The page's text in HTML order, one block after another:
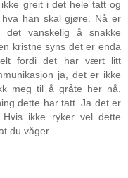
greit i det hele tatt og
han skal gjøre. Nå er
vanskelig å snakke
kristne syns det er enda
fordi det har vært litt
ja, det er ikke
meg til å gråte her nå.
dette har tatt. Ja det er
ikke ryker vel dette
du våger.